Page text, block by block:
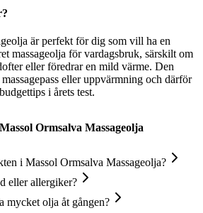
är perfekt för dig som vill ha en
massageolja för vardagsbruk, särskilt om
eller föredrar en mild värme. Den
eller uppvärmning och därför
i årets test.
Massol Ormsalva Massageolja
i Massol Ormsalva Massageolja?
eller allergiker?
mycket olja åt gången?